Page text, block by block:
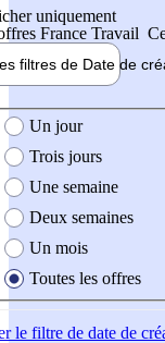
uniquement
France Travail
filtres de Date de
création de l'offre
Un jour
Trois jours
Une semaine
Deux semaines
Un mois
Toutes les offres
le filtre de date de